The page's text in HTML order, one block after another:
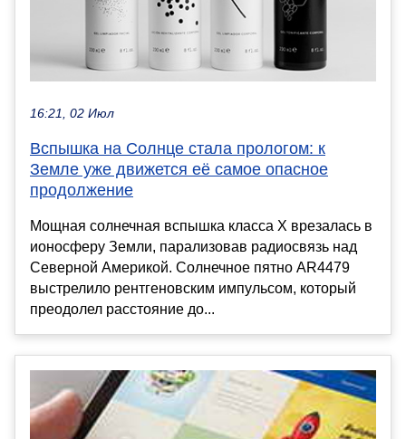
16:21, 02 Июл
Вспышка на Солнце стала прологом: к
Земле уже движется её самое опасное
продолжение
Мощная солнечная вспышка класса X врезалась в
ионосферу Земли, парализовав радиосвязь над
Северной Америкой. Солнечное пятно AR4479
выстрелило рентгеновским импульсом, который
преодолел расстояние до...